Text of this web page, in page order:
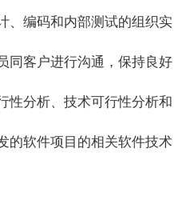
、编码和内部测试的组织实
同客户进行沟通，保持良好
性分析、技术可行性分析和
的软件项目的相关软件技术